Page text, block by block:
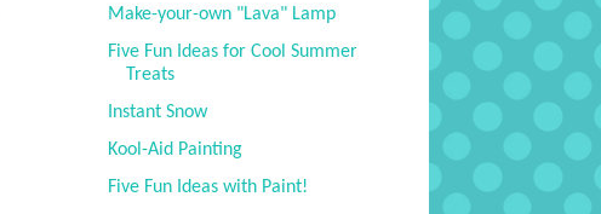
Make-your-own "Lava" Lamp
Five Fun Ideas for Cool Summer
Treats
Instant Snow
Kool-Aid Painting
Five Fun Ideas with Paint!